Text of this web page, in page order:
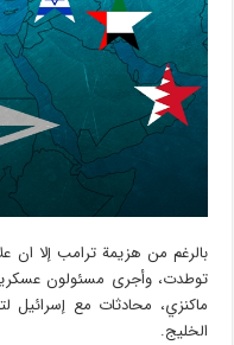
بالرغم من هزيمة ترامب إلا ان
توطدت، وأجرى مسئولون
ماكنزي، محادثات مع إسرائيل
الخليج.